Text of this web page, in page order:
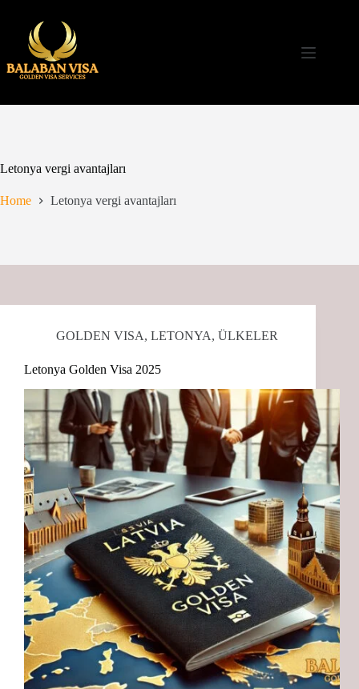
content
Letonya vergi avantajları
Home Letonya vergi avantajları
GOLDEN VISA, LETONYA, ÜLKELER
Letonya Golden Visa 2025